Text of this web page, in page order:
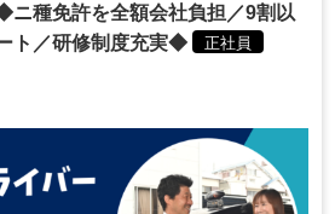
ニ種免許を全額会社負担／9割以
ト／研修制度充実◆
正社員